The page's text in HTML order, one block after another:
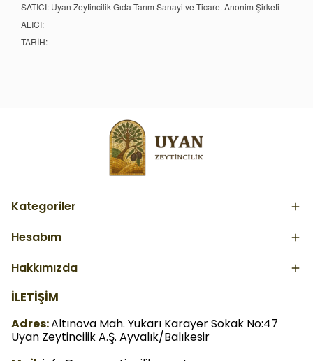
SATICI: Uyan Zeytincilik Gıda Tarım Sanayi ve Ticaret Anonim Şirketi
ALICI:
TARİH:
Kategoriler
Hesabım
Hakkımızda
İLETİŞİM
Adres:Altınova Mah. Yukarı Karayer Sokak No:47
Uyan Zeytincilik A.Ş. Ayvalık/Balıkesir